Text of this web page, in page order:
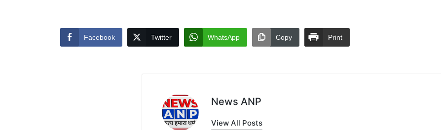
Facebook Twitter WhatsApp Copy Print
News ANP
View All Posts